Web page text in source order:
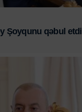
Şoyqunu qəbul etdi